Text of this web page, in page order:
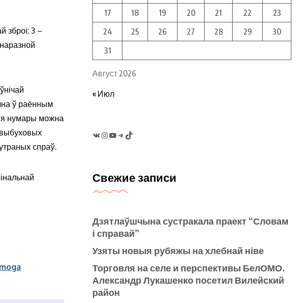
зброі: 3 –
ў раённым
нумары можна
спраў.
Август 2026
17
18 19 20 21 22
23
24
25 26 27 28 29
30
31
« Июл
Instagram
YouTubeTelegram
TikTok
Свежие записи
Дзятлаўшчына сустракала праект “Словам
і справай”
Узяты новыя рубяжы на хлебнай ніве
Торговля на селе и перспективы БелОМО.
Александр Лукашенко посетил Вилейский
район